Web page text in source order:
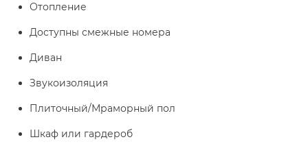
Отопление
Доступны смежные номера
Диван
Звукоизоляция
Плиточный/Мраморный пол
Шкаф или гардероб